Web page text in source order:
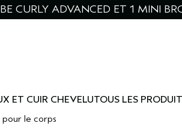
CURLY ADVANCED ET 1 MINI
ET CUIR CHEVELUTOUS LES
le corps